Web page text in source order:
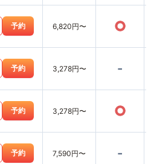
予約 6,820円〜 ○
予約 3,278円〜 -
予約 3,278円〜 ○
予約 7,590円〜 -